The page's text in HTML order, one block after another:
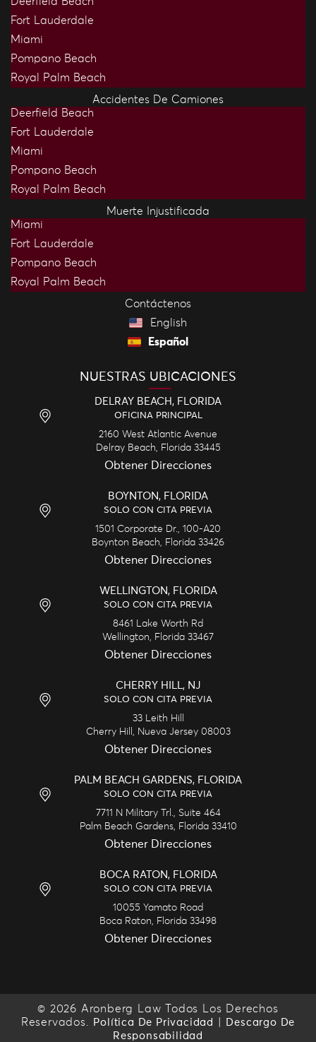
Fort Lauderdale
Miami
Pompano Beach
Royal Palm Beach
Accidentes De Camiones
Deerfield Beach
Fort Lauderdale
Miami
Pompano Beach
Royal Palm Beach
Muerte Injustificada
Miami
Fort Lauderdale
Pompano Beach
Royal Palm Beach
Contáctenos
English
Español
NUESTRAS UBICACIONES
DELRAY BEACH, FLORIDA
OFICINA PRINCIPAL
2160 West Atlantic Avenue
Delray Beach,
Florida 33445
Obtener Direcciones
BOYNTON, FLORIDA
SOLO CON CITA PREVIA
1501 Corporate Dr., 100-A20
Boynton Beach,
Florida 33426
Obtener Direcciones
WELLINGTON, FLORIDA
SOLO CON CITA PREVIA
8461 Lake Worth Rd
Wellington,
Florida 33467
Obtener Direcciones
CHERRY HILL, NJ
SOLO CON CITA PREVIA
33 Leith Hill
Cherry Hill,
Nueva Jersey 08003
Obtener Direcciones
PALM BEACH GARDENS, FLORIDA
SOLO CON CITA PREVIA
7711 N Military Trl., Suite 464
Palm Beach Gardens,
Florida 33410
Obtener Direcciones
BOCA RATON, FLORIDA
SOLO CON CITA PREVIA
10055 Yamato Road
Boca Raton,
Florida 33498
Obtener Direcciones
© 2026 Aronberg Law Todos Los Derechos
Reservados.
Política De Privacidad
Descargo De
Responsabilidad